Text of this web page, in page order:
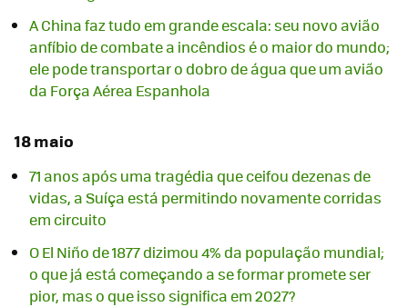
A China faz tudo em grande escala: seu novo avião
anfíbio de combate a incêndios é o maior do mundo;
ele pode transportar o dobro de água que um avião
da Força Aérea Espanhola
18 maio
71 anos após uma tragédia que ceifou dezenas de
vidas, a Suíça está permitindo novamente corridas
em circuito
O El Niño de 1877 dizimou 4% da população mundial;
o que já está começando a se formar promete ser
pior, mas o que isso significa em 2027?